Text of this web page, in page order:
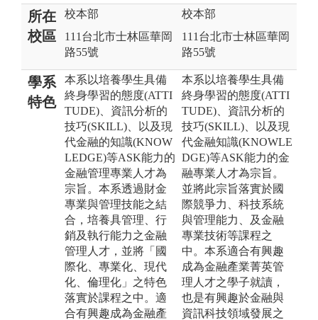
所在
校區
校本部
111台北市士林區華岡
路55號
校本部
111台北市士林區華岡
路55號
學系
特色
本系以培養學生具備
終身學習的態度(ATTI
TUDE)、資訊分析的
技巧(SKILL)、以及現
代金融的知識(KNOW
LEDGE)等ASK能力的
金融管理專業人才為
宗旨。本系透過財金
專業與管理技能之結
合，培養具管理、行
銷及執行能力之金融
管理人才，並將「國
際化、專業化、現代
化、倫理化」之特色
落實於課程之中。適
合有興趣成為金融產
本系以培養學生具備
終身學習的態度(ATTI
TUDE)、資訊分析的
技巧(SKILL)、以及現
代金融知識(KNOWLE
DGE)等ASK能力的金
融專業人才為宗旨。
並將此宗旨落實於國
際競爭力、科技系統
與管理能力、及金融
專業技術等課程之
中。本系適合有興趣
成為金融產業菁英管
理人才之學子就讀，
也是有興趣於金融與
資訊科技領域發展之